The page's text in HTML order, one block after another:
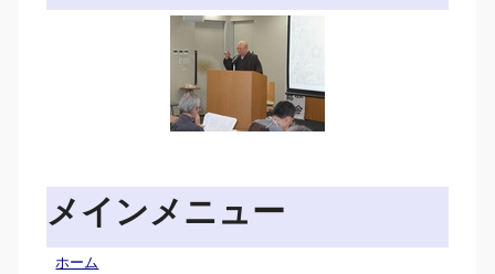
メインメニュー
ホーム